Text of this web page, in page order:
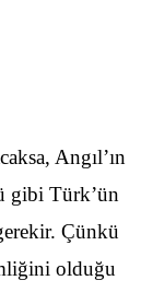
Angıl’ın
gibi Türk’ün
Çünkü
olduğu